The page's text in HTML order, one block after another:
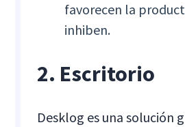
favorecen la
inhiben.
2. Escritorio
Desklog es una solución